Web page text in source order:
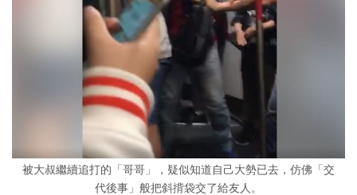
被大叔繼續追打的「哥哥」，疑似知道自己大勢已去，仿佛「交
代後事」般把斜揹袋交了給友人。